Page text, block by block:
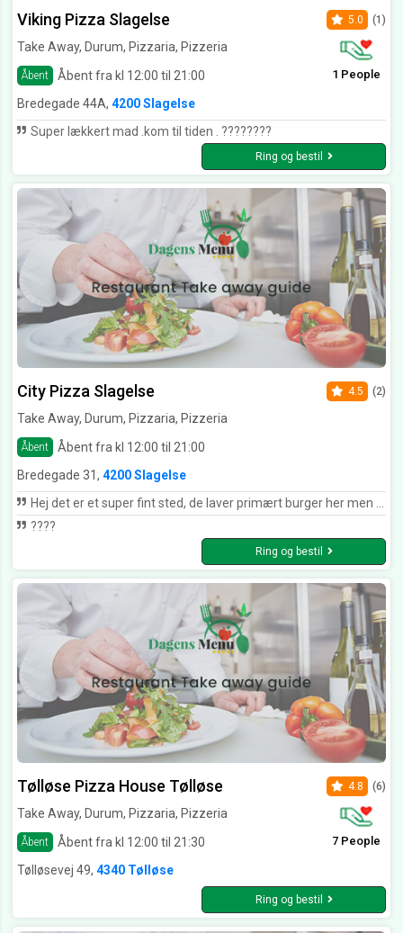
Viking Pizza Slagelse
Take Away, Durum, Pizzaria, Pizzeria
Åbent Åbent fra kl 12:00 til 21:00
5.0 (1)
1 People
Bredegade 44A, 4200 Slagelse
Super lækkert mad .kom til tiden . ????????
Ring og bestil
City Pizza Slagelse
Take Away, Durum, Pizzaria, Pizzeria
Åbent Åbent fra kl 12:00 til 21:00
4.5 (2)
Bredegade 31, 4200 Slagelse
Hej det er et super fint sted, de laver primært burger her men også pizza. Smager super godt og hurtig levering. Syntes det er sjovt at se kommentar hvor der gives lav lav rating men til gengæld skrives der også de bruger det "tit" og at den fik 1-2/5 fordi der var også i? Husk at man kan skrive til stedet hvis man har fåret forkert og hvis man har været der 20-25 gange kan der squ være en menneskelig fejl :/ ja det er ikke roboter der stå i køkknet.
????
Ring og bestil
Tølløse Pizza House Tølløse
Take Away, Durum, Pizzaria, Pizzeria
Åbent Åbent fra kl 12:00 til 21:30
4.8 (6)
7 People
Tølløsevej 49, 4340 Tølløse
Ring og bestil